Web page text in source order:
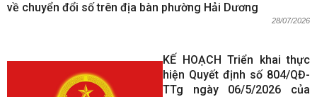
về chuyển đổi số trên địa bàn phường Hải Dương
28/07/2026
KẾ HOẠCH Triển khai thực
hiện Quyết định số 804/QĐ-
TTg ngày 06/5/2026 của